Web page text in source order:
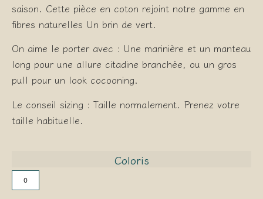
saison. Cette pièce en coton rejoint notre gamme en
fibres naturelles Un brin de vert.
On aime le porter avec : Une marinière et un manteau
long pour une allure citadine branchée, ou un gros
pull pour un look cocooning.
Le conseil sizing : Taille normalement. Prenez votre
taille habituelle.
Coloris
0